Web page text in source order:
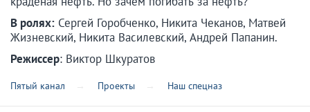
В ролях: Сергей Горобченко, Никита Чеканов, Матвей
Жизневский, Никита Василевский, Андрей Папанин.
Режиссер: Виктор Шкуратов
Пятый канал Проекты Наш спецназ